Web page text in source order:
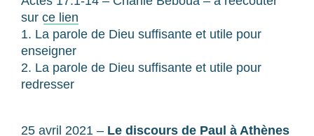
sur ce lien
1. La parole de Dieu suffisante et utile pour
enseigner
2. La parole de Dieu suffisante et utile pour
redresser
25 avril 2021 – Le discours de Paul à Athènes